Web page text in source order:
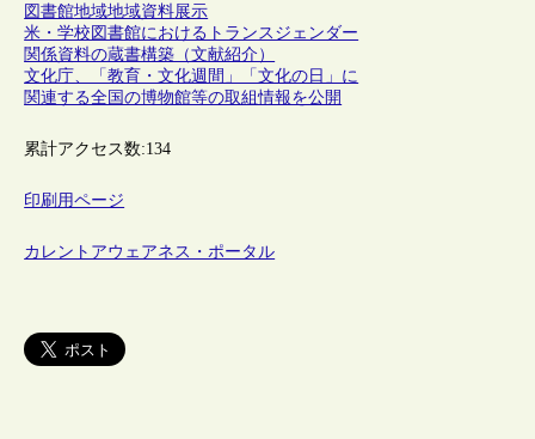
図書館地域地域資料展示
米・学校図書館におけるトランスジェンダー
関係資料の蔵書構築（文献紹介）
文化庁、「教育・文化週間」「文化の日」に
関連する全国の博物館等の取組情報を公開
累計アクセス数:134
印刷用ページ
カレントアウェアネス・ポータル